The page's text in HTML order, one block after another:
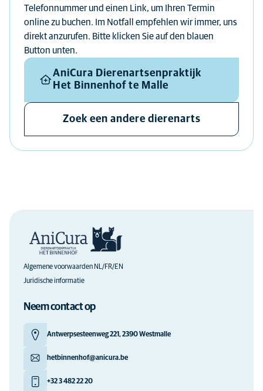
Telefonnummer und einen Link, um Ihren Termin
online zu buchen. Im Notfall empfehlen wir immer, uns
direkt anzurufen. Bitte klicken Sie auf den blauen
Button unten.
AniCura Dierenartsenpraktijk
Het Binnenhof te Malle
Zoek een andere dierenarts
Algemene voorwaarden NL/FR/EN
Juridische informatie
Neem contact op
Antwerpsesteenweg 221, 2390 Westmalle
hetbinnenhof@anicura.be
+32 3 482 22 20